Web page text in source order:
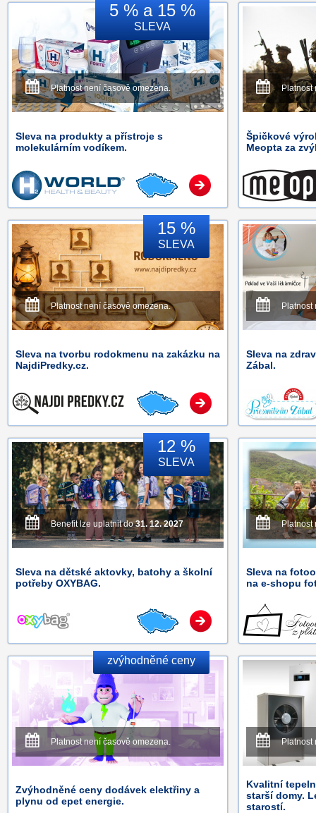
5 % a 15 %
SLEVA
Platnost není časově omezena.
Sleva na produkty a přístroje s
molekulárním vodíkem.
Platnost
Špičkové
Meopta za
15 %
SLEVA
Platnost není časově omezena.
Sleva na tvorbu rodokmenu na zakázku na
NajdiPredky.cz.
Platnost
Sleva na
Zábal.
12 %
SLEVA
Benefit lze uplatnit do31. 12. 2027
Sleva na dětské aktovky, batohy a školní
potřeby OXYBAG.
Platnost
Sleva na
na e-shopu
zvýhodněné ceny
Platnost není časově omezena.
Zvýhodněné ceny dodávek elektřiny a
plynu od epet energie.
Platnost
Kvalitní
starší domy.
starostí.